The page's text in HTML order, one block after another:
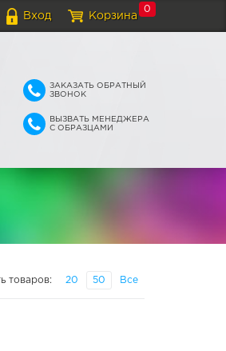
Вход Корзина
0
ЗАКАЗАТЬ ОБРАТНЫЙ
ЗВОНОК
ВЫЗВАТЬ МЕНЕДЖЕРА
С ОБРАЗЦАМИ
товаров: 20 50 Все